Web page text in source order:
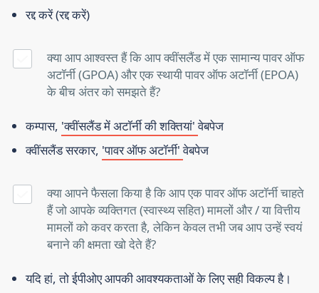
रद्द करें(रद्द करें)
क्या आप आश्वस्त हैं कि आप क्वींसलैंड में एक सामान्य पावर ऑफ
अटॉर्नी (GPOA) और एक स्थायी पावर ऑफ अटॉर्नी (EPOA)
के बीच अंतर को समझते हैं?
कम्पास, 'क्वींसलैंड में अटॉर्नी की शक्तियां'वेबपेज
क्वींसलैंड सरकार, 'पावर ऑफ अटॉर्नी'वेबपेज
क्या आपने फैसला किया है कि आप एक पावर ऑफ अटॉर्नी चाहते
हैं जो आपके व्यक्तिगत (स्वास्थ्य सहित) मामलों और / या वित्तीय
मामलों को कवर करता है, लेकिन केवल तभी जब आप उन्हें स्वयं
बनाने की क्षमता खो देते हैं?
यदि हां, तो ईपीओए आपकी आवश्यकताओं के लिए सही विकल्प है।